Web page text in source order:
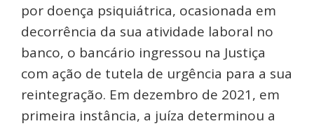
por doença psiquiátrica, ocasionada em
decorrência da sua atividade laboral no
banco, o bancário ingressou na Justiça
com ação de tutela de urgência para a sua
reintegração. Em dezembro de 2021, em
primeira instância, a juíza determinou a